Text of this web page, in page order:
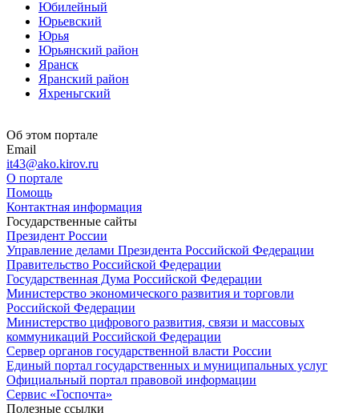
Юбилейный
Юрьевский
Юрья
Юрьянский район
Яранск
Яранский район
Яхреньгский
Об этом портале
Email
it43@ako.kirov.ru
О портале
Помощь
Контактная информация
Государственные сайты
Президент России
Управление делами Президента Российской Федерации
Правительство Российской Федерации
Государственная Дума Российской Федерации
Министерство экономического развития и торговли
Российской Федерации
Министерство цифрового развития, связи и массовых
коммуникаций Российской Федерации
Сервер органов государственной власти России
Единый портал государственных и муниципальных услуг
Официальный портал правовой информации
Cервис «Госпочта»
Полезные ссылки